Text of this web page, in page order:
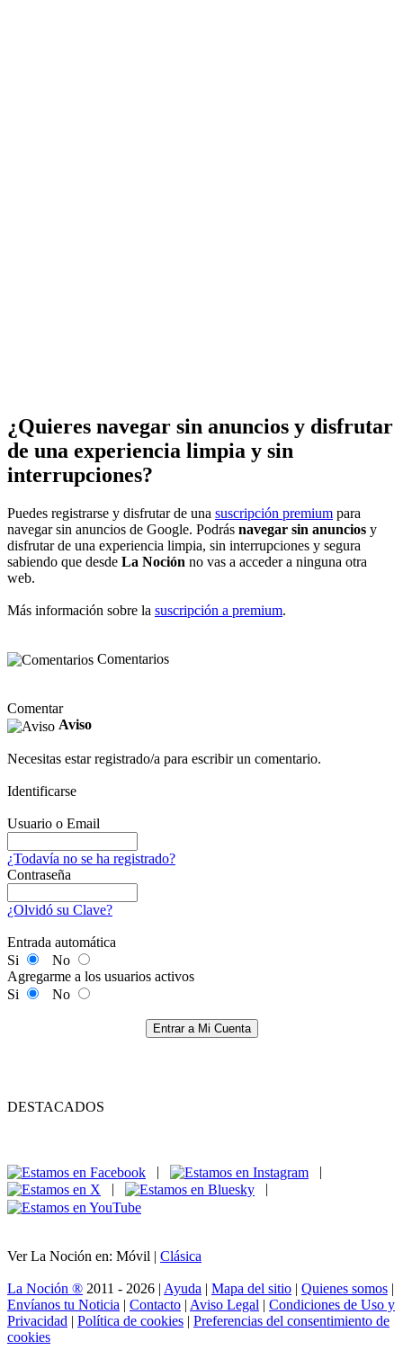
¿Quieres navegar sin anuncios y disfrutar
de una experiencia limpia y sin
interrupciones?
Puedes registrarse y disfrutar de una suscripción premium para
navegar sin anuncios de Google. Podrás navegar sin anuncios y
disfrutar de una experiencia limpia, sin interrupciones y segura
sabiendo que desde La Noción no vas a acceder a ninguna otra
web.
Más información sobre la suscripción a premium.
Comentarios
Comentar
Aviso
Necesitas estar registrado/a para escribir un comentario.
Identificarse
Usuario o Email
¿Todavía no se ha registrado?
Contraseña
¿Olvidó su Clave?
Entrada automática
Si
No
Agregarme a los usuarios activos
Si
No
Entrar a Mi Cuenta
DESTACADOS
|
|
|
|
Ver La Noción en: Móvil | Clásica
La Noción ® 2011 - 2026 | Ayuda | Mapa del sitio | Quienes somos |
Envíanos tu Noticia | Contacto | Aviso Legal | Condiciones de Uso y
Privacidad | Política de cookies | Preferencias del consentimiento de
cookies